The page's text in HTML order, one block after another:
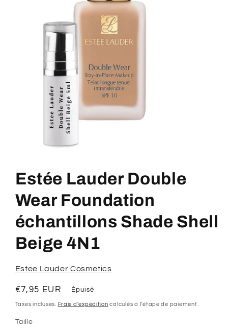
média
dans
une
fenêtre
Estée Lauder Double
Wear Foundation
échantillons Shade Shell
Beige 4N1
Estee Lauder Cosmetics
Prix
habituel
€7,95 EUR Épuisé
Taxes incluses. Frais d'expédition calculés à l'étape de paiement.
Taille